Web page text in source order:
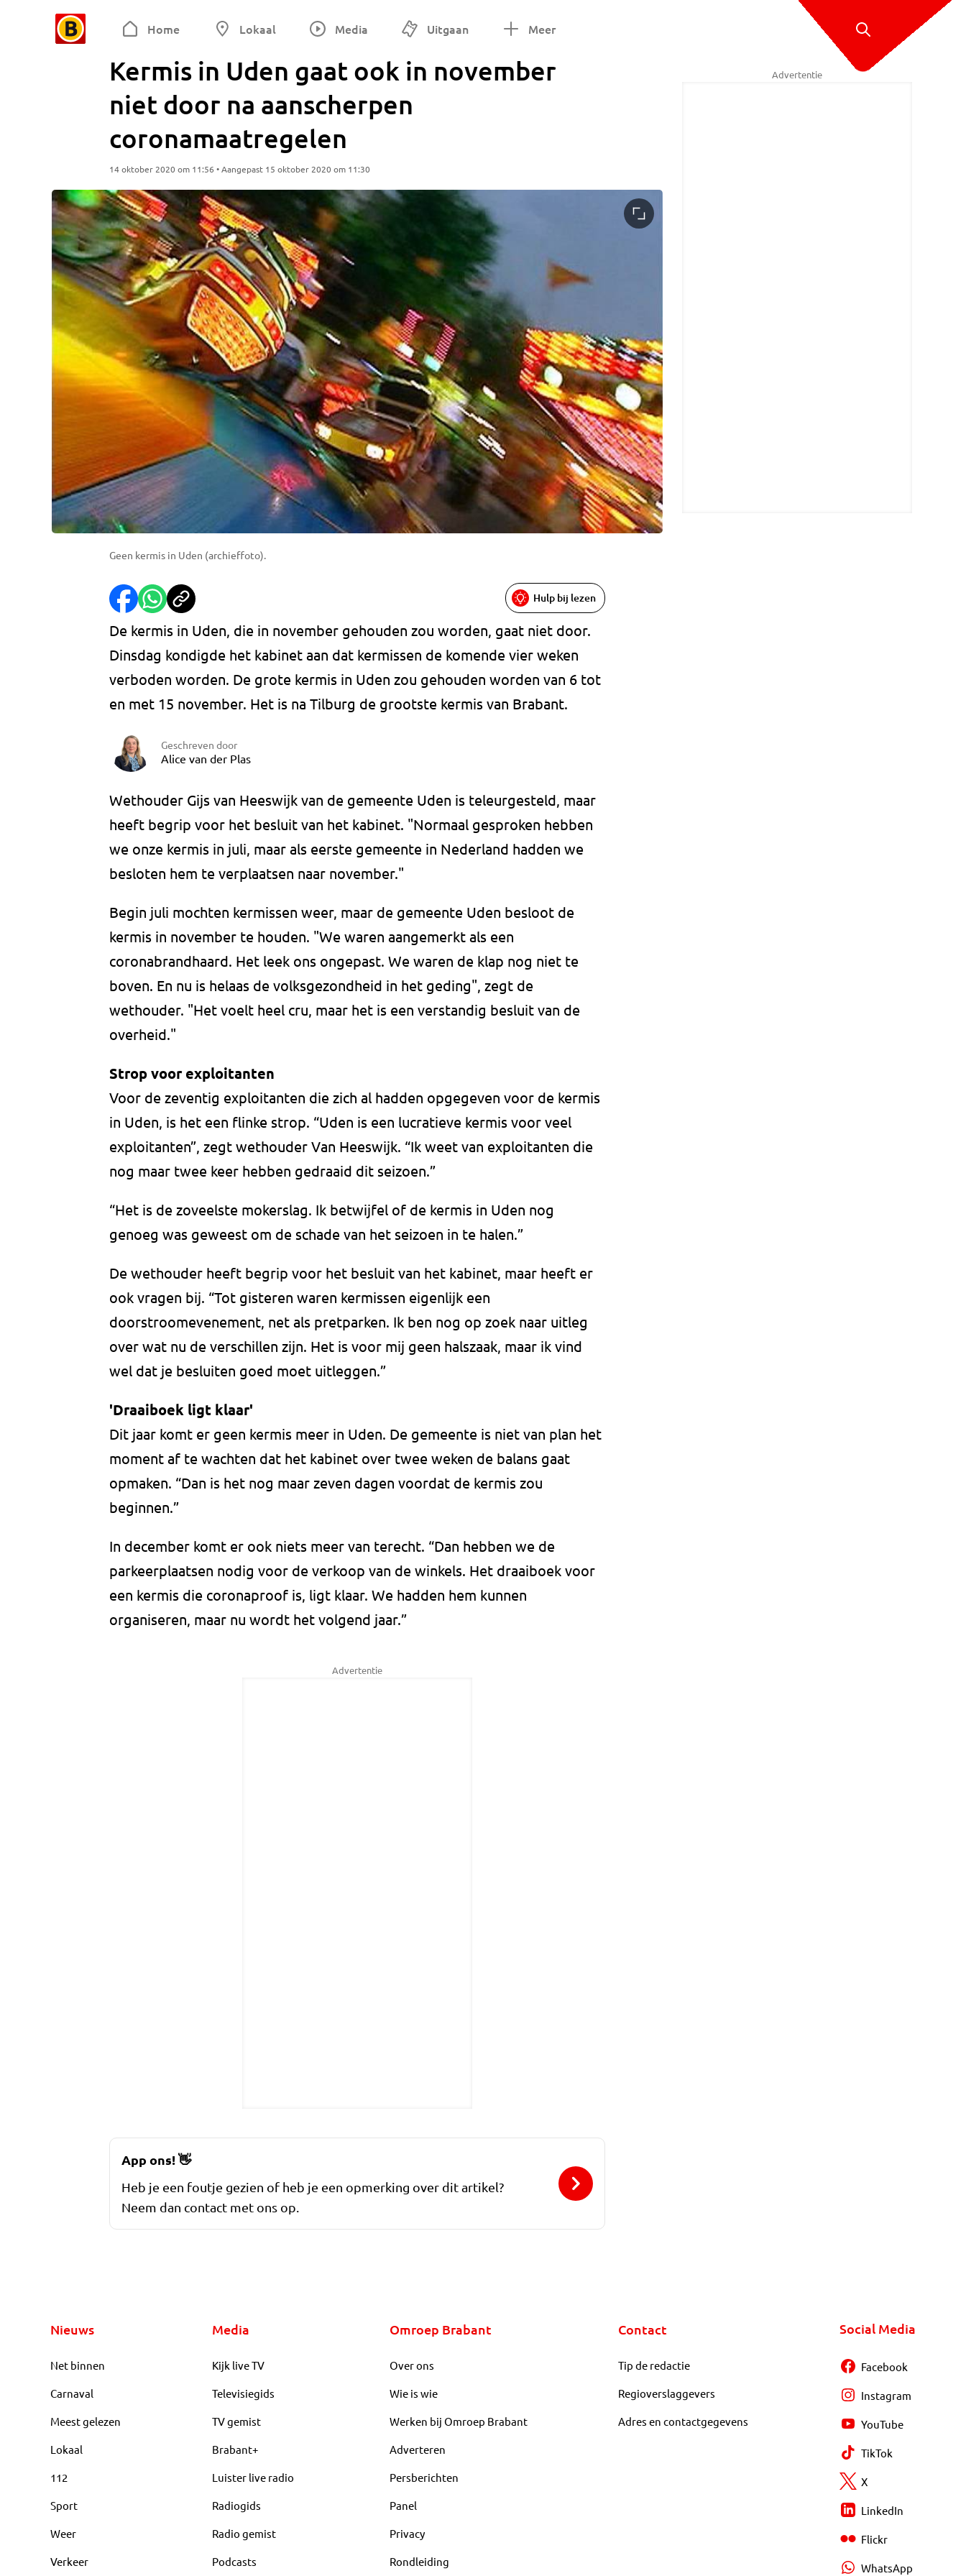
Home Lokaal Media Uitgaan Meer
Kermis in Uden gaat ook in november
niet door na aanscherpen
coronamaatregelen
14 oktober 2020 om 11:56 • Aangepast 15 oktober 2020 om 11:30
Geen kermis in Uden (archieffoto).
Hulp bij lezen
De kermis in Uden, die in november gehouden zou worden, gaat niet door.
Dinsdag kondigde het kabinet aan dat kermissen de komende vier weken
verboden worden. De grote kermis in Uden zou gehouden worden van 6 tot
en met 15 november. Het is na Tilburg de grootste kermis van Brabant.
Geschreven door
Alice van der Plas
Wethouder Gijs van Heeswijk van de gemeente Uden is teleurgesteld, maar
heeft begrip voor het besluit van het kabinet. "Normaal gesproken hebben
we onze kermis in juli, maar als eerste gemeente in Nederland hadden we
besloten hem te verplaatsen naar november."
Begin juli mochten kermissen weer, maar de gemeente Uden besloot de
kermis in november te houden. "We waren aangemerkt als een
coronabrandhaard. Het leek ons ongepast. We waren de klap nog niet te
boven. En nu is helaas de volksgezondheid in het geding", zegt de
wethouder. "Het voelt heel cru, maar het is een verstandig besluit van de
overheid."
Strop voor exploitanten
Voor de zeventig exploitanten die zich al hadden opgegeven voor de kermis
in Uden, is het een flinke strop. “Uden is een lucratieve kermis voor veel
exploitanten”, zegt wethouder Van Heeswijk. “Ik weet van exploitanten die
nog maar twee keer hebben gedraaid dit seizoen.”
“Het is de zoveelste mokerslag. Ik betwijfel of de kermis in Uden nog
genoeg was geweest om de schade van het seizoen in te halen.”
De wethouder heeft begrip voor het besluit van het kabinet, maar heeft er
ook vragen bij. “Tot gisteren waren kermissen eigenlijk een
doorstroomevenement, net als pretparken. Ik ben nog op zoek naar uitleg
over wat nu de verschillen zijn. Het is voor mij geen halszaak, maar ik vind
wel dat je besluiten goed moet uitleggen.”
'Draaiboek ligt klaar'
Dit jaar komt er geen kermis meer in Uden. De gemeente is niet van plan het
moment af te wachten dat het kabinet over twee weken de balans gaat
opmaken. “Dan is het nog maar zeven dagen voordat de kermis zou
beginnen.”
In december komt er ook niets meer van terecht. “Dan hebben we de
parkeerplaatsen nodig voor de verkoop van de winkels. Het draaiboek voor
een kermis die coronaproof is, ligt klaar. We hadden hem kunnen
organiseren, maar nu wordt het volgend jaar.”
Advertentie
Advertentie
App ons!👋
Heb je een foutje gezien of heb je een opmerking over dit artikel?
Neem dan contact met ons op.
Nieuws
Net binnen
Carnaval
Meest gelezen
Lokaal
112
Sport
Weer
Verkeer
Media
Kijk live TV
Televisiegids
TV gemist
Brabant+
Luister live radio
Radiogids
Radio gemist
Podcasts
Omroep Brabant
Over ons
Wie is wie
Werken bij Omroep Brabant
Adverteren
Persberichten
Panel
Privacy
Rondleiding
Contact
Tip de redactie
Regioverslaggevers
Adres en contactgegevens
Social Media
Facebook
Instagram
YouTube
TikTok
X
LinkedIn
Flickr
WhatsApp